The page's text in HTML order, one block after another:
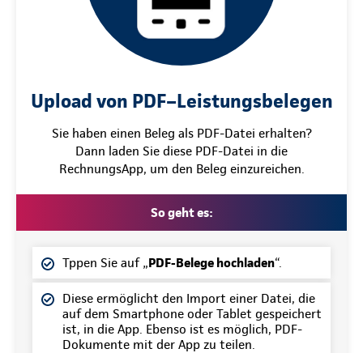
Upload von PDF–Leistungsbelegen
Sie haben einen Beleg als PDF-Datei erhalten?
Dann laden Sie diese PDF-Datei in die
RechnungsApp, um den Beleg einzureichen.
So geht es:
Tppen Sie auf „PDF-Belege hochladen“.
Diese ermöglicht den Import einer Datei, die
auf dem Smartphone oder Tablet gespeichert
ist, in die App. Ebenso ist es möglich, PDF-
Dokumente mit der App zu teilen.